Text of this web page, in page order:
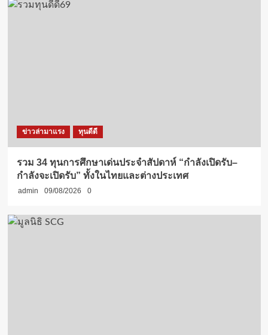
ข่าวล่ามาแรง ทุนดีดี
รวม 34 ทุนการศึกษาเด่นประจำสัปดาห์ “กำลังเปิดรับ–
กำลังจะเปิดรับ” ทั้งในไทยและต่างประเทศ
admin 09/08/2026 0